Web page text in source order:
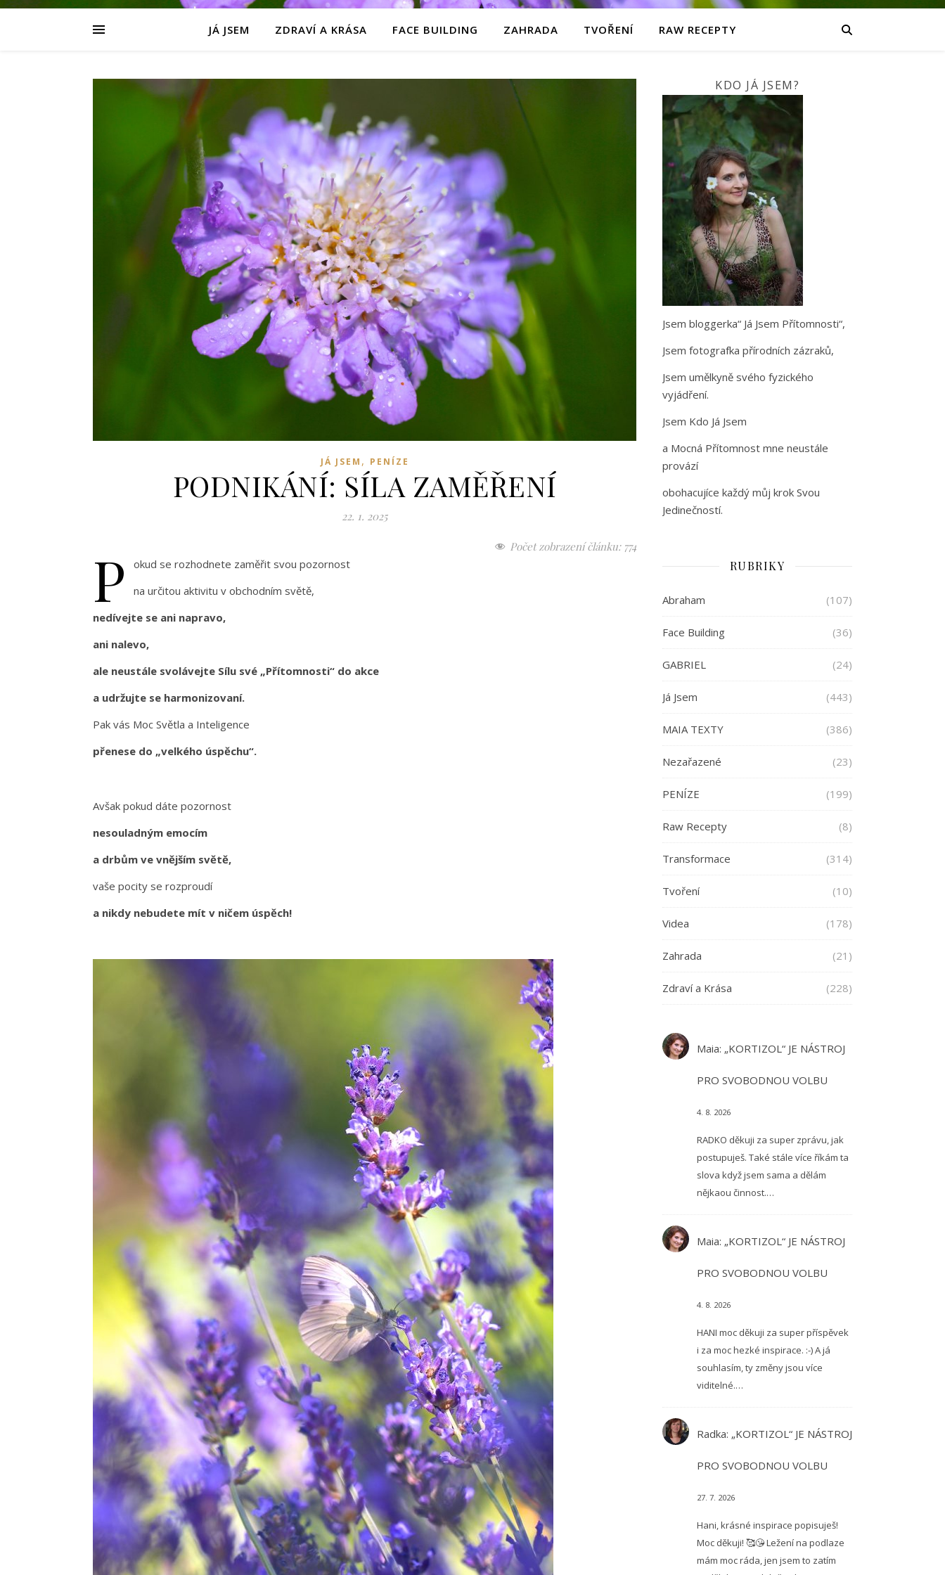
JÁ JSEM ZDRAVÍ A KRÁSA FACE BUILDING ZAHRADA TVOŘENÍ RAW RECEPTY
JÁ JSEM , PENÍZE
PODNIKÁNÍ: SÍLA ZAMĚŘENÍ
22. 1. 2025
Počet zobrazení článku: 774
P
okud se rozhodnete zaměřit svou pozornost
na určitou aktivitu v obchodním světě,
nedívejte se ani napravo,
ani nalevo,
ale neustále svolávejte Sílu své „Přítomnosti“ do akce
a udržujte se harmonizovaní.
Pak vás Moc Světla a Inteligence
přenese do „velkého úspěchu“.
Avšak pokud dáte pozornost
nesouladným emocím
a drbům ve vnějším světě,
vaše pocity se rozproudí
a nikdy nebudete mít v ničem úspěch!
KDO JÁ JSEM?
Jsem bloggerka“ Já Jsem Přítomnosti“,
Jsem fotografka přírodních zázraků,
Jsem umělkyně svého fyzického
vyjádření.
Jsem Kdo Já Jsem
a Mocná Přítomnost mne neustále
provází
obohacujíce každý můj krok Svou
Jedinečností.
RUBRIKY
Abraham (107)
Face Building (36)
GABRIEL (24)
Já Jsem (443)
MAIA TEXTY (386)
Nezařazené (23)
PENÍZE (199)
Raw Recepty (8)
Transformace (314)
Tvoření (10)
Videa (178)
Zahrada (21)
Zdraví a Krása (228)
Maia: „KORTIZOL“ JE NÁSTROJ
PRO SVOBODNOU VOLBU
4. 8. 2026
RADKO děkuji za super zprávu, jak
postupuješ. Také stále více říkám ta
slova když jsem sama a dělám
nějkaou činnost.…
Maia: „KORTIZOL“ JE NÁSTROJ
PRO SVOBODNOU VOLBU
4. 8. 2026
HANI moc děkuji za super příspěvek
i za moc hezké inspirace. :-) A já
souhlasím, ty změny jsou více
viditelné.…
Radka: „KORTIZOL“ JE NÁSTROJ
PRO SVOBODNOU VOLBU
27. 7. 2026
Hani, krásné inspirace popisuješ!
Moc děkuji! 🥰😘 Ležení na podlaze
mám moc ráda, jen jsem to zatím